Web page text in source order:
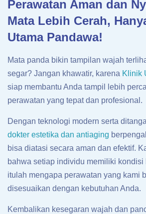
Perawatan Aman dan
Mata Lebih Cerah,
Utama Pandawa!
Mata panda bikin tampilan wajah
segar? Jangan khawatir, karena Klinik
siap membantu Anda tampil lebih
perawatan yang tepat dan profesional.
Dengan teknologi modern serta
dokter estetika dan antiaging
bisa diatasi secara aman dan efektif.
bahwa setiap individu memiliki kondisi
itulah mengapa perawatan yang kami
disesuaikan dengan kebutuhan Anda.
Kembalikan kesegaran wajah dan